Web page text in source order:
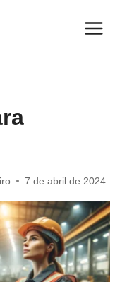
7 de abril de 2024